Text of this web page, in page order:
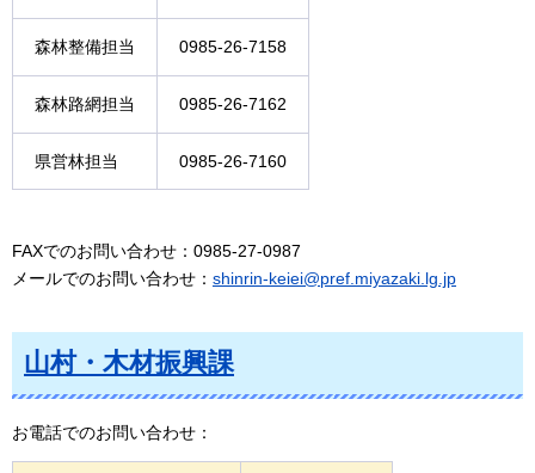
森林整備担当 0985-26-7158
森林路網担当 0985-26-7162
県営林担当 0985-26-7160
FAXでのお問い合わせ：0985-27-0987
メールでのお問い合わせ： shinrin-keiei@pref.miyazaki.lg.jp
山村・木材振興課
お電話でのお問い合わせ：